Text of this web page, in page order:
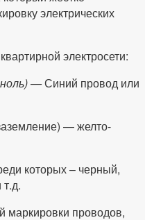
электрических
электросети:
—Синий провод или
— желто-
которых – черный,
маркировки проводов,